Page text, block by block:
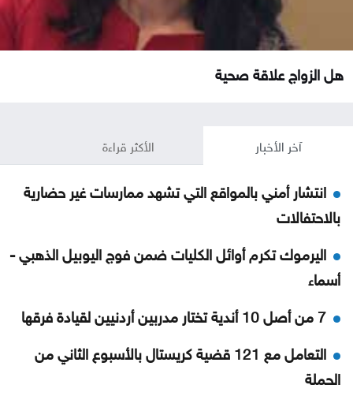
هل الزواج علاقة صحية
آخر الأخبار الأكثر قراءة
انتشار أمني بالمواقع التي تشهد ممارسات غير حضارية
بالاحتفالات
اليرموك تكرم أوائل الكليات ضمن فوج اليوبيل الذهبي -
أسماء
7 من أصل 10 أندية تختار مدربين أردنيين لقيادة فرقها
التعامل مع 121 قضية كريستال بالأسبوع الثاني من
الحملة